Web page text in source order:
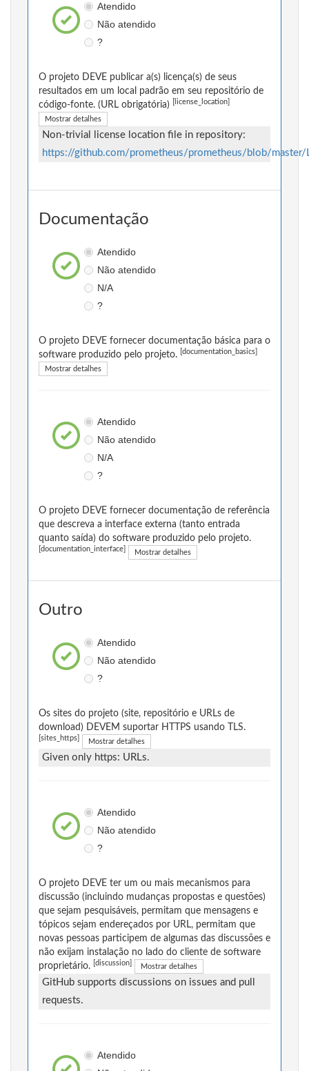
Atendido
Não atendido
?
O projeto DEVE publicar a(s) licença(s) de seus
resultados em um local padrão em seu repositório de
código-fonte. (URL obrigatória)
[license_location]
Mostrar detalhes
Non-trivial license location file in repository:
https://github.com/prometheus/prometheus/blob/master/
Documentação
Atendido
Não atendido
N/A
?
O projeto DEVE fornecer documentação básica para o
software produzido pelo projeto.
[documentation_basics]
Mostrar detalhes
Atendido
Não atendido
N/A
?
O projeto DEVE fornecer documentação de referência
que descreva a interface externa (tanto entrada
quanto saída) do software produzido pelo projeto.
[documentation_interface] Mostrar detalhes
Outro
Atendido
Não atendido
?
Os sites do projeto (site, repositório e URLs de
download) DEVEM suportar HTTPS usando TLS.
[sites_https] Mostrar detalhes
Given only https: URLs.
Atendido
Não atendido
?
O projeto DEVE ter um ou mais mecanismos para
discussão (incluindo mudanças propostas e questões)
que sejam pesquisáveis, permitam que mensagens e
tópicos sejam endereçados por URL, permitam que
novas pessoas participem de algumas das discussões e
não exijam instalação no lado do cliente de software
proprietário.
[discussion] Mostrar detalhes
GitHub supports discussions on issues and pull
requests.
Atendido